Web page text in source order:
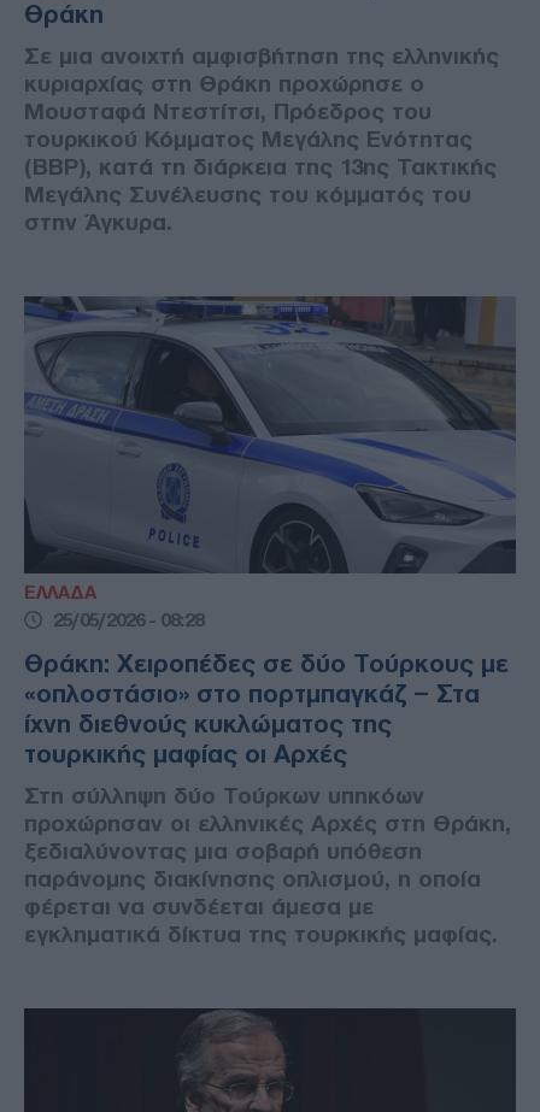
Θράκη
Σε μια ανοιχτή αμφισβήτηση της ελληνικής
κυριαρχίας στη Θράκη προχώρησε ο
Μουσταφά Ντεστίτσι, Πρόεδρος του
τουρκικού Κόμματος Μεγάλης Ενότητας
(BBP), κατά τη διάρκεια της 13ης Τακτικής
Μεγάλης Συνέλευσης του κόμματός του
στην Άγκυρα.
ΕΛΛΑΔΑ
25/05/2026 - 08:28
Θράκη: Χειροπέδες σε δύο Τούρκους με
«οπλοστάσιο» στο πορτμπαγκάζ – Στα
ίχνη διεθνούς κυκλώματος της
τουρκικής μαφίας οι Αρχές
Στη σύλληψη δύο Τούρκων υπηκόων
προχώρησαν οι ελληνικές Αρχές στη Θράκη,
ξεδιαλύνοντας μια σοβαρή υπόθεση
παράνομης διακίνησης οπλισμού, η οποία
φέρεται να συνδέεται άμεσα με
εγκληματικά δίκτυα της τουρκικής μαφίας.